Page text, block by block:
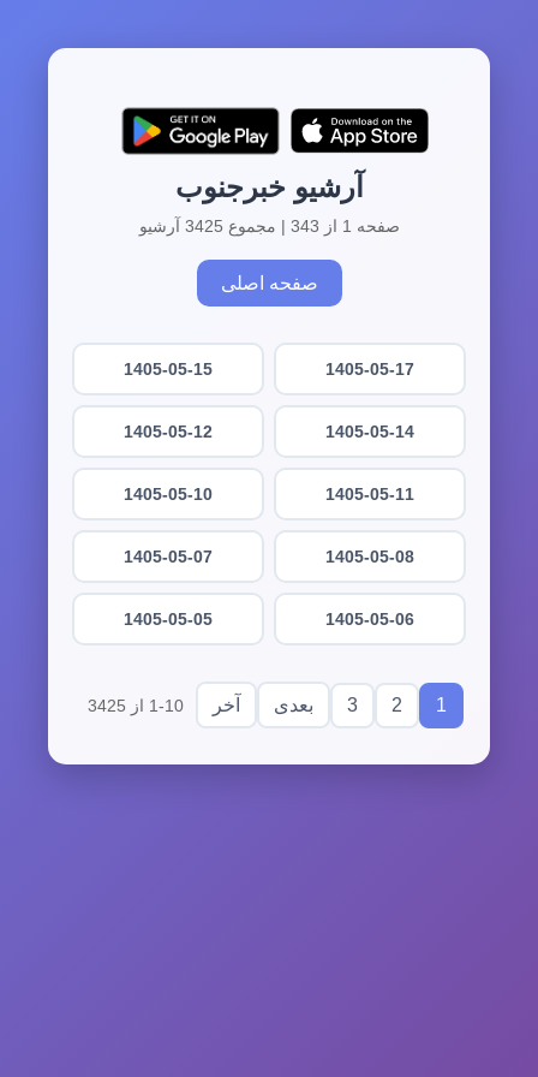
آرشیو خبرجنوب
صفحه 1 از 343 | مجموع 3425 آرشیو
صفحه اصلی
1405-05-17
1405-05-15
1405-05-14
1405-05-12
1405-05-11
1405-05-10
1405-05-08
1405-05-07
1405-05-06
1405-05-05
1
2
3 بعدی آخر 1-10 از 3425